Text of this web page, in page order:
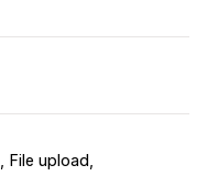
File upload